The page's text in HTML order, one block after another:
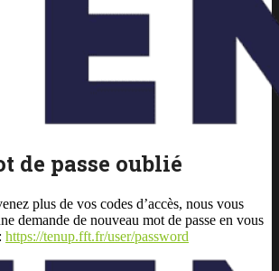
de passe oublié
plus de vos codes d’accès, nous vous
demande de nouveau mot de passe en vous
https://tenup.fft.fr/user/password